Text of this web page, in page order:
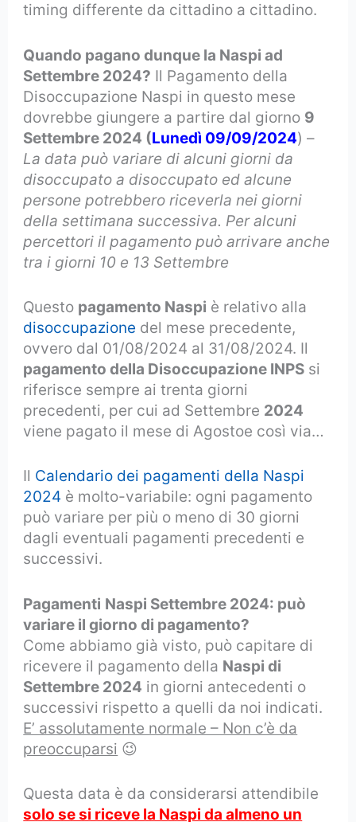
timing differente da cittadino a cittadino.
Quando pagano dunque la Naspi ad
Settembre 2024? Il Pagamento della
Disoccupazione Naspi in questo mese
dovrebbe giungere a partire dal giorno 9
Settembre 2024 (Lunedì 09/09/2024) –
La data può variare di alcuni giorni da
disoccupato a disoccupato ed alcune
persone potrebbero riceverla nei giorni
della settimana successiva. Per alcuni
percettori il pagamento può arrivare anche
tra i giorni 10 e 13 Settembre
Questo pagamento Naspi è relativo alla
disoccupazione del mese precedente,
ovvero dal 01/08/2024 al 31/08/2024. Il
pagamento della Disoccupazione INPS si
riferisce sempre ai trenta giorni
precedenti, per cui ad Settembre 2024
viene pagato il mese di Agostoe così via…
Il Calendario dei pagamenti della Naspi
2024 è molto-variabile: ogni pagamento
può variare per più o meno di 30 giorni
dagli eventuali pagamenti precedenti e
successivi.
Pagamenti Naspi Settembre 2024: può
variare il giorno di pagamento?
Come abbiamo già visto, può capitare di
ricevere il pagamento della Naspi di
Settembre 2024 in giorni antecedenti o
successivi rispetto a quelli da noi indicati.
E’ assolutamente normale – Non c’è da
preoccuparsi 😉
Questa data è da considerarsi attendibile
solo se si riceve la Naspi da almeno un